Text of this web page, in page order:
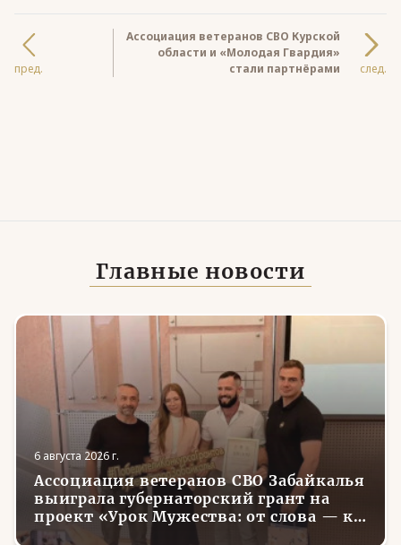
пред.
Ассоциация ветеранов СВО Курской
области и «Молодая Гвардия»
стали партнёрами
след.
Главные новости
6 августа 2026 г.
Ассоциация ветеранов СВО Забайкалья
выиграла губернаторский грант на
проект «Урок Мужества: от слова — к
делу»